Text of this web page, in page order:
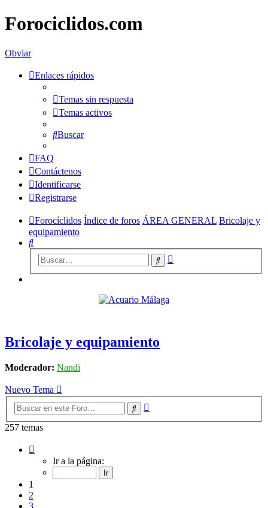
Forociclidos.com
Obviar
Enlaces rápidos
Temas sin respuesta
Temas activos
Buscar
FAQ
Contáctenos
Identificarse
Registrarse
Forocíclidos Índice de foros ÁREA GENERAL Bricolaje y
equipamiento
Buscar
Buscar
Bricolaje y equipamiento
Moderador: Nandi
Nuevo Tema
Buscar
257 temas
Ir a la página:
1
2
3